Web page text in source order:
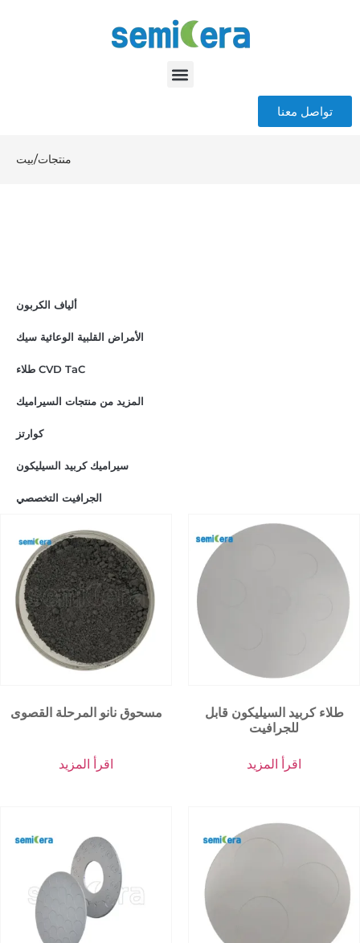
تواصل معنا
بيت/منتجات
ألياف الكربون
الأمراض القلبية الوعائية سيك
طلاء CVD TaC
المزيد من منتجات السيراميك
كوارتز
سيراميك كربيد السيليكون
الجرافيت التخصصي
مسحوق نانو المرحلة القصوى
اقرأ المزيد
طلاء كربيد السيليكون قابل
للجرافيت
اقرأ المزيد